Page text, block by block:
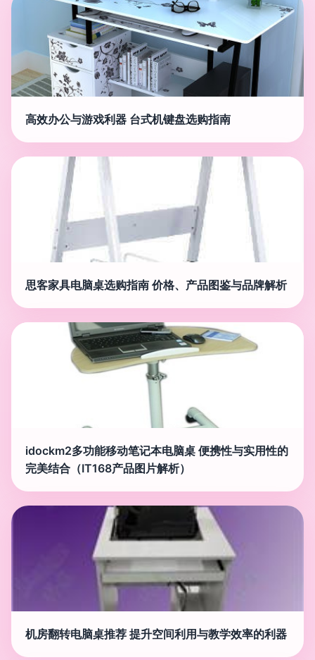
高效办公与游戏利器 台式机键盘选购指南
思客家具电脑桌选购指南 价格、产品图鉴与品牌解析
idockm2多功能移动笔记本电脑桌 便携性与实用性的
完美结合（IT168产品图片解析）
机房翻转电脑桌推荐 提升空间利用与教学效率的利器